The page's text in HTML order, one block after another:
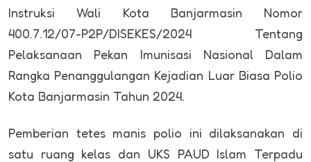
Instruksi Wali Kota Banjarmasin Nomor
400.7.12/07-P2P/DISEKES/2024 Tentang
Pelaksanaan Pekan Imunisasi Nasional Dalam
Rangka Penanggulangan Kejadian Luar Biasa Polio
Kota Banjarmasin Tahun 2024.
Pemberian tetes manis polio ini dilaksanakan di
satu ruang kelas dan UKS PAUD Islam Terpadu